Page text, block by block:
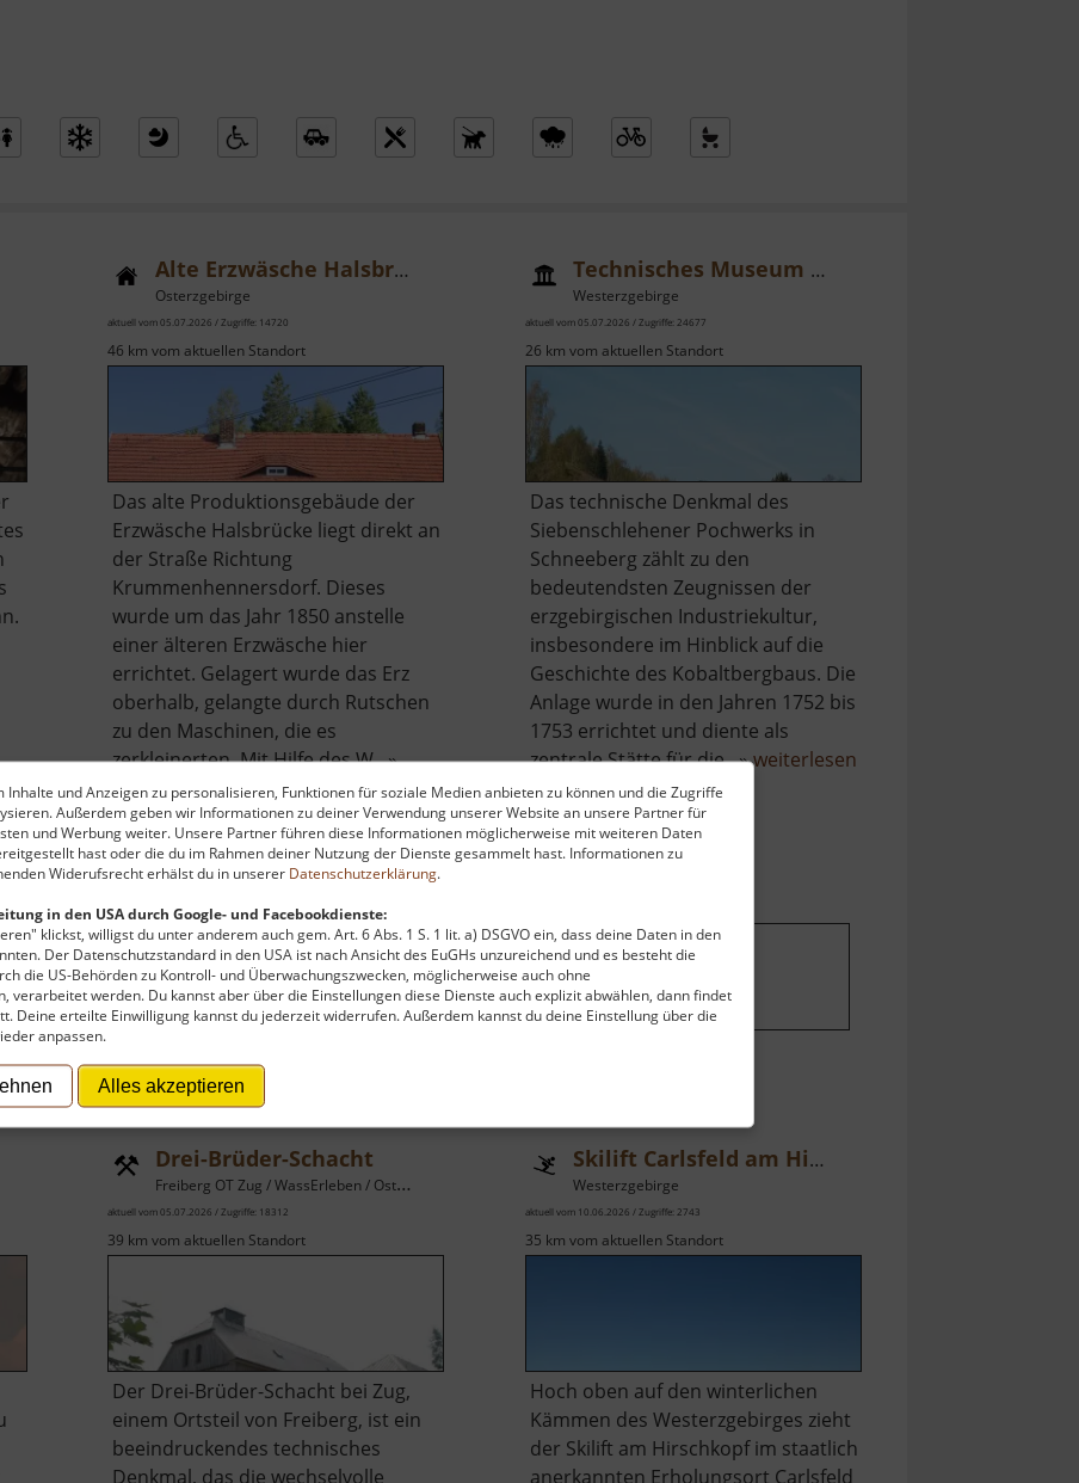
Inhalte und Anzeigen zu personalisieren, Funktionen für soziale Medien anbieten zu können und die Zugriffe
Außerdem geben wir Informationen zu deiner Verwendung unserer Website an unsere Partner für
und Werbung weiter. Unsere Partner führen diese Informationen möglicherweise mit weiteren Daten
hast oder die du im Rahmen deiner Nutzung der Dienste gesammelt hast. Informationen zu
Widerufsrecht erhälst du in unserer Datenschutzerklärung.
in den USA durch Google- und Facebookdienste:
klickst, willigst du unter anderem auch gem. Art. 6 Abs. 1 S. 1 lit. a) DSGVO ein, dass deine Daten in den
Der Datenschutzstandard in den USA ist nach Ansicht des EuGHs unzureichend und es besteht die
die US-Behörden zu Kontroll- und Überwachungszwecken, möglicherweise auch ohne
verarbeitet werden. Du kannst aber über die Einstellungen diese Dienste auch explizit abwählen, dann findet
Deine erteilte Einwilligung kannst du jederzeit widerrufen. Außerdem kannst du deine Einstellung über die
anpassen.
Alles akzeptieren
Alte Erzwäsche Halsbrücke
Osterzgebirge
aktuell vom 05.07.2026 / Zugriffe: 14720
46 km vom aktuellen Standort
Das alte Produktionsgebäude der
Erzwäsche Halsbrücke liegt direkt an
der Straße Richtung
Krummenhennersdorf. Dieses
wurde um das Jahr 1850 anstelle
einer älteren Erzwäsche hier
errichtet. Gelagert wurde das Erz
oberhalb, gelangte durch Rutschen
zu den Maschinen, die es
zerkleinerten. Mit Hilfe des W.. »
weiterlesenüber
Alte
Erzwäsche
Halsbrücke
Technisches Museum Siebenschlehener Pochwerk
Westerzgebirge
aktuell vom 05.07.2026 / Zugriffe: 24677
26 km vom aktuellen Standort
Das technische Denkmal des
Siebenschlehener Pochwerks in
Schneeberg zählt zu den
bedeutendsten Zeugnissen der
erzgebirgischen Industriekultur,
insbesondere im Hinblick auf die
Geschichte des Kobaltbergbaus. Die
Anlage wurde in den Jahren 1752 bis
1753 errichtet und diente als
zentrale Stätte für die.. »weiterlesenüber
zu finanzieren, wird hier Werbung eingeblendet.Cookie-Einstellungen ändern
Drei-Brüder-Schacht
Freiberg OT Zug / WassErleben / Osterzgebirge
aktuell vom 05.07.2026 / Zugriffe: 18312
39 km vom aktuellen Standort
Der Drei-Brüder-Schacht bei Zug,
einem Ortsteil von Freiberg, ist ein
beeindruckendes technisches
Denkmal, das die wechselvolle
Skilift Carlsfeld am Hirschkopf
Westerzgebirge
aktuell vom 10.06.2026 / Zugriffe: 2743
35 km vom aktuellen Standort
Hoch oben auf den winterlichen
Kämmen des Westerzgebirges zieht
der Skilift am Hirschkopf im staatlich
anerkannten Erholungsort Carlsfeld